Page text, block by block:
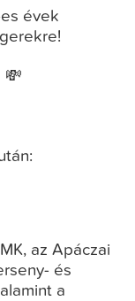
évek
💸
az Apáczai
és
a